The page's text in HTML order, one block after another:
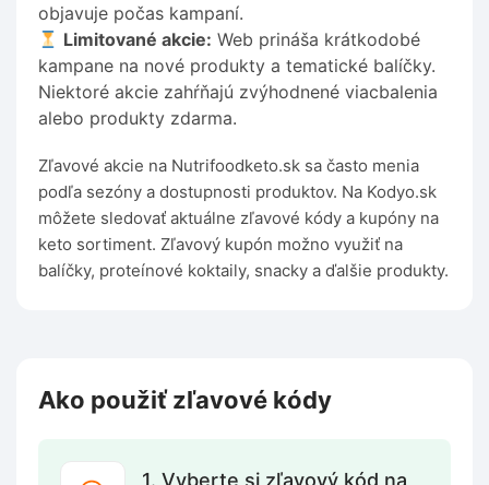
objavuje počas kampaní.
Limitované akcie: Web prináša krátkodobé
kampane na nové produkty a tematické balíčky.
Niektoré akcie zahŕňajú zvýhodnené viacbalenia
alebo produkty zdarma.
Zľavové akcie na Nutrifoodketo.sk sa často menia
podľa sezóny a dostupnosti produktov. Na Kodyo.sk
môžete sledovať aktuálne zľavové kódy a kupóny na
keto sortiment. Zľavový kupón možno využiť na
balíčky, proteínové koktaily, snacky a ďalšie produkty.
Ako použiť zľavové kódy
1. Vyberte si zľavový kód na